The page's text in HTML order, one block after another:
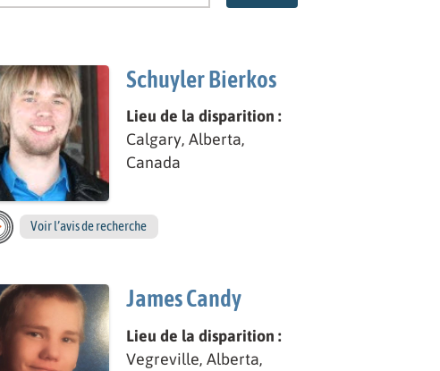
Schuyler Bierkos
Lieu de la disparition :
Calgary, Alberta,
Canada
Voir l’avis de recherche
James Candy
Lieu de la disparition :
Vegreville, Alberta,